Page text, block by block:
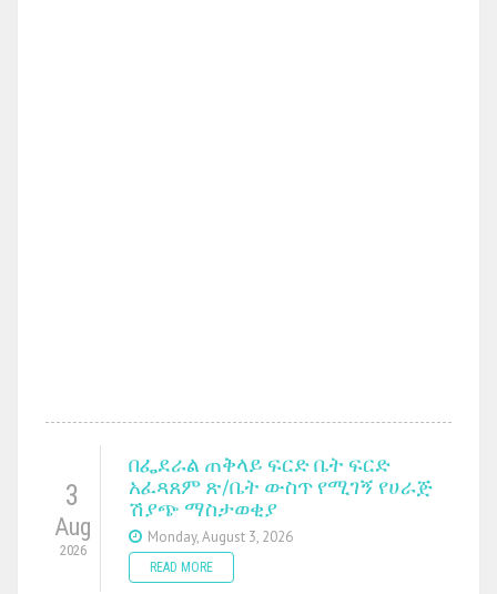
3
Aug
2026
በፌደራል ጠቅላይ ፍርድ ቤት ፍርድ
አፈጻጸም ጽ/ቤት ውስጥ የሚገኝ የሀራጅ
ሽያጭ ማስታወቂያ
Monday, August 3, 2026
READ MORE